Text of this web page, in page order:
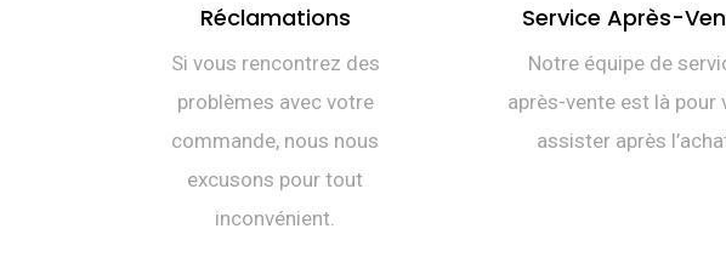
Réclamations
Si vous rencontrez des
problèmes avec votre
commande, nous nous
excusons pour tout
inconvénient.
Service Après-
Notre équipe de
après-vente est là pour
assister après